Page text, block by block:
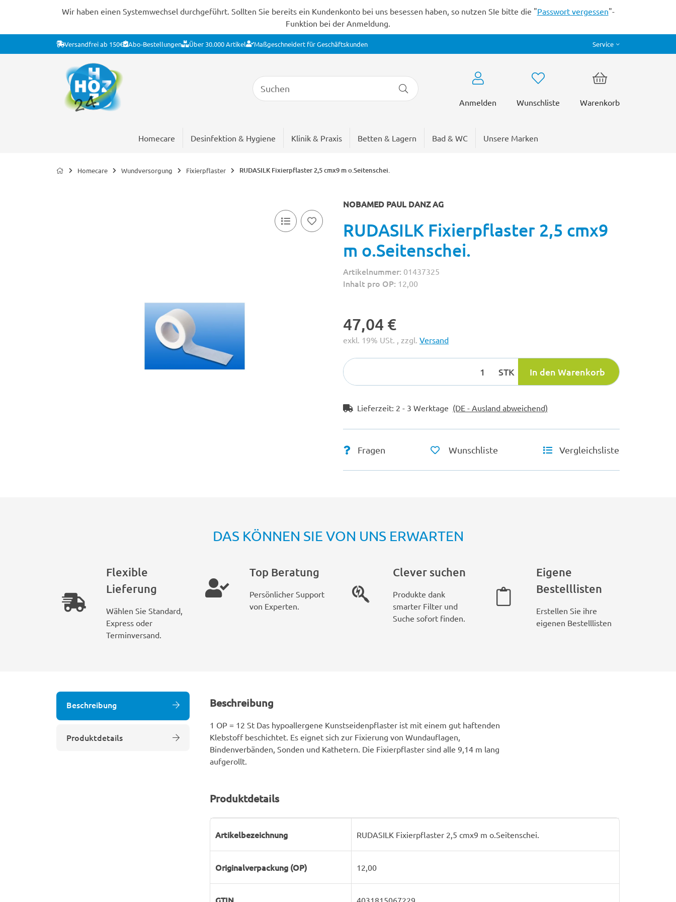
Wir haben einen Systemwechsel durchgeführt. Sollten Sie bereits ein Kundenkonto bei uns besessen haben, so nutzen SIe bitte die "Passwort vergessen"-
Funktion bei der Anmeldung.
Versandfrei ab 150€ Abo-Bestellungen Über 30.000 Artikel Maßgeschneidert für Geschäftskunden Service
Anmelden Wunschliste Warenkorb
Homecare Desinfektion & Hygiene Klinik & Praxis Betten & Lagern Bad & WC Unsere Marken
Homecare Wundversorgung Fixierpflaster RUDASILK Fixierpflaster 2,5 cmx9 m o.Seitenschei.
NOBAMED PAUL DANZ AG
RUDASILK Fixierpflaster 2,5 cmx9
m o.Seitenschei.
Artikelnummer: 01437325
Inhalt pro OP: 12,00
47,04 €
exkl. 19% USt. , zzgl. Versand
STK In den Warenkorb
Lieferzeit: 2 - 3 Werktage (DE - Ausland abweichend)
Fragen Wunschliste Vergleichsliste
DAS KÖNNEN SIE VON UNS ERWARTEN
Flexible
Lieferung
Wählen Sie Standard,
Express oder
Terminversand.
Top Beratung
Persönlicher Support
von Experten.
Clever suchen
Produkte dank
smarter Filter und
Suche sofort finden.
Eigene
Bestelllisten
Erstellen Sie ihre
eigenen Bestelllisten
Beschreibung
Produktdetails
Beschreibung
1 OP = 12 St Das hypoallergene Kunstseidenpflaster ist mit einem gut haftenden
Klebstoff beschichtet. Es eignet sich zur Fixierung von Wundauflagen,
Bindenverbänden, Sonden und Kathetern. Die Fixierpflaster sind alle 9,14 m lang
aufgerollt.
Produktdetails
Artikelbezeichnung RUDASILK Fixierpflaster 2,5 cmx9 m o.Seitenschei.
Originalverpackung (OP) 12,00
GTIN 4031815067229